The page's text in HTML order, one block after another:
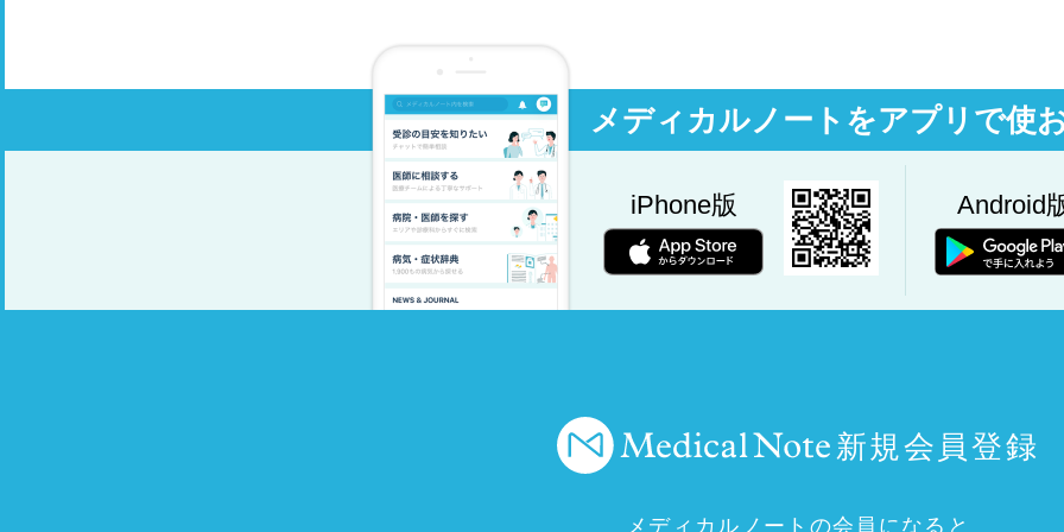
メディカルノートをアプリで使
iPhone版 Android
新規会員登録
メディカルノートの会員になると